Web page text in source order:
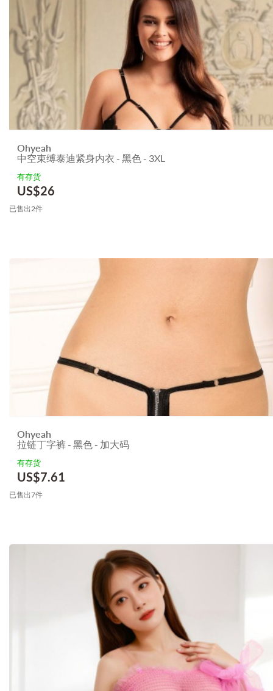
Ohyeah
中空束缚泰迪紧身内衣 - 黑色 - 3XL
有存货
US$26
已售出2件
Ohyeah
拉链丁字裤 - 黑色 - 加大码
有存货
US$7.61
已售出7件